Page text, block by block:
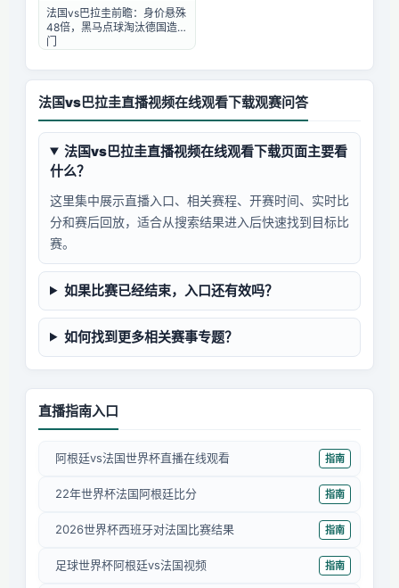
法国vs巴拉圭前瞻：身价悬殊
48倍，黑马点球淘汰德国造冷
门
法国vs巴拉圭直播视频在线观看下载观赛问答
法国vs巴拉圭直播视频在线观看下载页面主要看
什么？
这里集中展示直播入口、相关赛程、开赛时间、实时比
分和赛后回放，适合从搜索结果进入后快速找到目标比
赛。
如果比赛已经结束，入口还有效吗？
如何找到更多相关赛事专题？
直播指南入口
阿根廷vs法国世界杯直播在线观看 指南
22年世界杯法国阿根廷比分 指南
2026世界杯西班牙对法国比赛结果 指南
足球世界杯阿根廷vs法国视频 指南